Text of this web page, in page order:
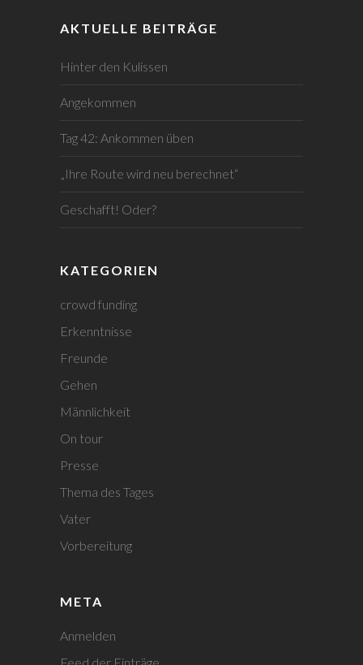
AKTUELLE BEITRÄGE
Hinter den Kulissen
Angekommen
Tag 42: Ankommen üben
„Ihre Route wird neu berechnet“
Geschafft! Oder?
KATEGORIEN
crowd funding
Erkenntnisse
Freunde
Gehen
Männlichkeit
On tour
Presse
Thema des Tages
Vater
Vorbereitung
META
Anmelden